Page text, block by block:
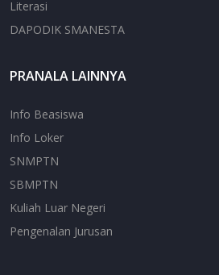
Literasi
DAPODIK SMANESTA
PRANALA LAINNYA
Info Beasiswa
Info Loker
SNMPTN
SBMPTN
Kuliah Luar Negeri
Pengenalan Jurusan